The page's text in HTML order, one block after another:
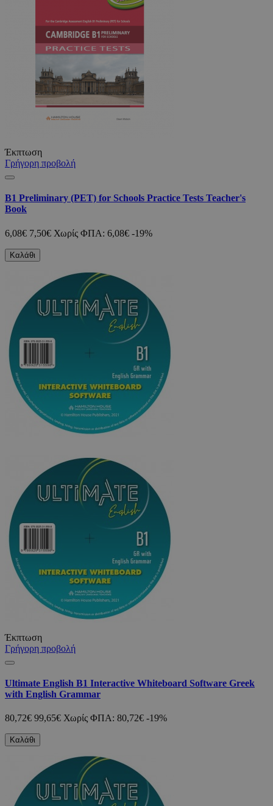
Έκπτωση
Γρήγορη προβολή
B1 Preliminary (PET) for Schools Practice Tests Teacher's
Book
6,08€ 7,50€ Χωρίς ΦΠΑ: 6,08€ -19%
Καλάθι
Έκπτωση
Γρήγορη προβολή
Ultimate English B1 Interactive Whiteboard Software Greek
with English Grammar
80,72€ 99,65€ Χωρίς ΦΠΑ: 80,72€ -19%
Καλάθι